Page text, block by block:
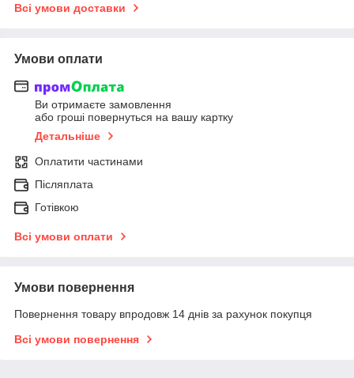
Всі умови доставки
Умови оплати
Ви отримаєте замовлення
або гроші повернуться на вашу картку
Детальніше
Оплатити частинами
Післяплата
Готівкою
Всі умови оплати
Умови повернення
Повернення товару впродовж 14 днів за рахунок покупця
Всі умови повернення